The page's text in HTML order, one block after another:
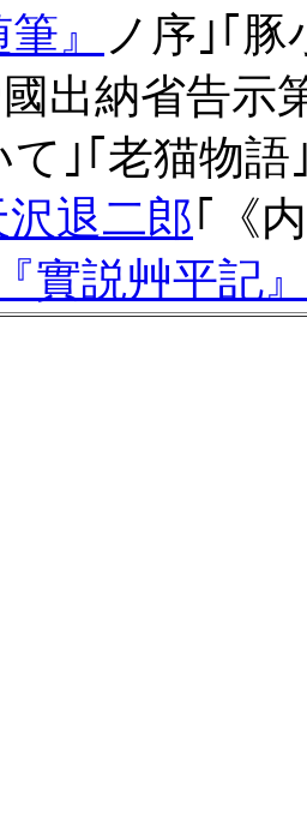
』
ノ序｣｢
國出納省告
て｣｢老猫物
沢退二郎｢《
『實説艸平記